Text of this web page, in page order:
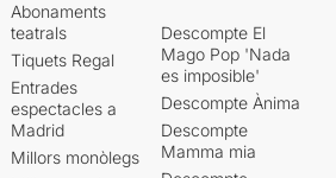
Abonaments
teatrals
Tiquets Regal
Entrades
espectacles a
Madrid
Millors monòlegs
Descompte El
Mago Pop 'Nada
es imposible'
Descompte Ànima
Descompte
Mamma mia